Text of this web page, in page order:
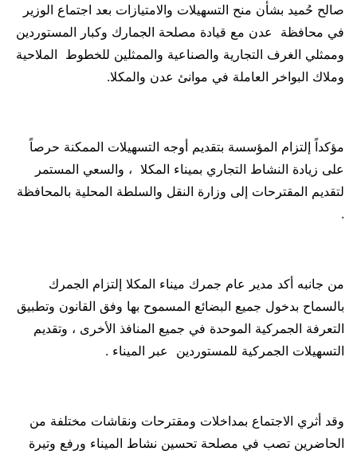
صالح حُميد بشأن منح التسهيلات والامتيازات بعد اجتماع الوزير
في محافظة عدن مع قيادة مصلحة الجمارك وكبار المستوردين
وممثلي الغرف التجارية والصناعية والممثلين للخطوط الملاحية
وملاك البواخر العاملة في موانئ عدن والمكلا.
مؤكداً إلتزام المؤسسة بتقديم أوجه التسهيلات الممكنة حرصاً
على زيادة النشاط التجاري بميناء المكلا ، والسعي المستمر
لتقديم المقترحات إلى وزارة النقل والسلطة المحلية بالمحافظة
.
من جانبه أكد مدير عام جمرك ميناء المكلا إلتزام الجمرك
بالسماح بدخول جميع البضائع المسموح بها وفق القانون وتطبيق
التعرفة الجمركية الموحدة في جميع المنافذ الأخرى ، وتقديم
التسهيلات الجمركية للمستوردين عبر الميناء .
وقد أثري الاجتماع بمداخلات ومقترحات ونقاشات مختلفة من
الحاضرين تصب في مصلحة تحسين نشاط الميناء ورفع وتيرة